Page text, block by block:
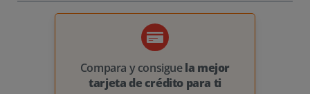
Compara y consiguela mejor
tarjeta de crédito para ti